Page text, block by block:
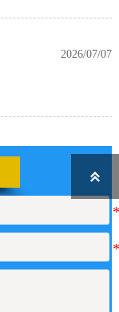
2026/06/25
2026/06/17
